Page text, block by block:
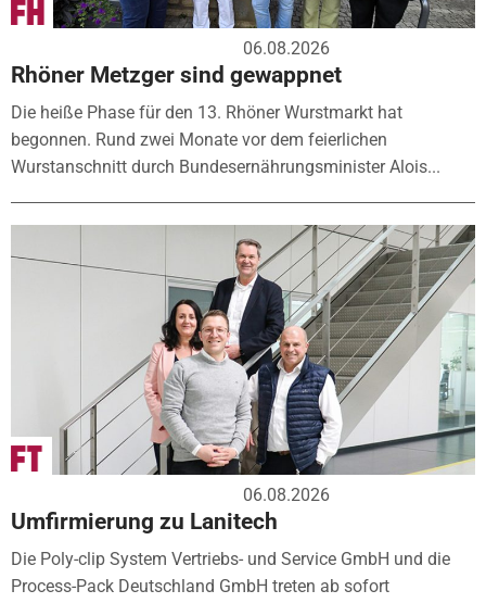
06.08.2026
Rhöner Metzger sind gewappnet
Die heiße Phase für den 13. Rhöner Wurstmarkt hat
begonnen. Rund zwei Monate vor dem feierlichen
Wurstanschnitt durch Bundesernährungsminister Alois...
06.08.2026
Umfirmierung zu Lanitech
Die Poly-clip System Vertriebs- und Service GmbH und die
Process-Pack Deutschland GmbH treten ab sofort